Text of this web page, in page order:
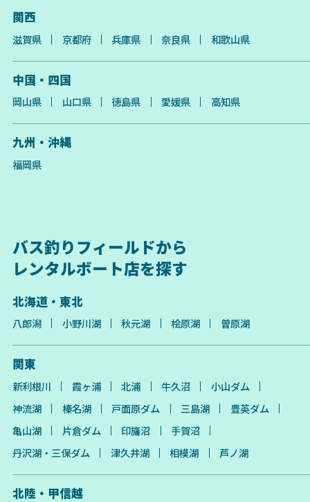
関西
滋賀県 京都府 兵庫県 奈良県 和歌山県
中国・四国
岡山県 山口県 徳島県 愛媛県 高知県
九州・沖縄
福岡県
バス釣りフィールドから
レンタルボート店を探す
北海道・東北
八郎潟 小野川湖 秋元湖 桧原湖 曽原湖
関東
新利根川 霞ヶ浦 北浦 牛久沼
小山ダム
神流湖
榛名湖 戸面原ダム 三島湖
豊英ダム
亀山湖
片倉ダム 印旛沼
手賀沼
丹沢湖・三保ダム
津久井湖 相模湖 芦ノ湖
北陸・甲信越